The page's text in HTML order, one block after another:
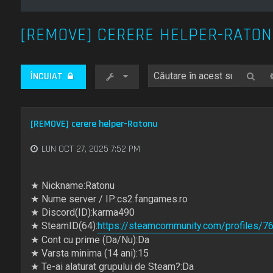
[REMOVE] CERERE HELPER-
ÎNCUIAT
[REMOVE] cerere helper-Ratonu
LUN OCT 27, 2025 7:52 PM
★ Nickname:Ratonu
★ Nume server / IP:cs2.fangames.ro
★ Discord(ID):karma490
★ SteamID(64):https://steamcommunity.com/profiles/
★ Cont cu prime (Da/Nu):Da
★ Varsta minima (14 ani):15
★ Te-ai alaturat grupului de Steam?:Da